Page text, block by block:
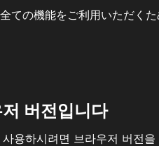
ての機能をご利用いただく
버전입니다
용하시려면 브라우저 버전